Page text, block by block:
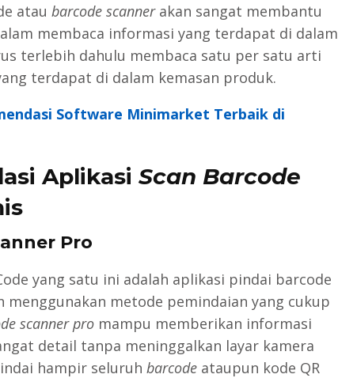
atau barcode scannerakan sangat membantu
membaca informasi yang terdapat di dalam
terlebih dahulu membaca satu per satu arti
terdapat di dalam kemasan produk.
Software Minimarket Terbaik di
Aplikasi Scan Barcode
Pro
yang satu ini adalah aplikasi pindai barcode
menggunakan metode pemindaian yang cukup
scanner promampu memberikan informasi
detail tanpa meninggalkan layar kamera
hampir seluruh barcodeataupun kode QR